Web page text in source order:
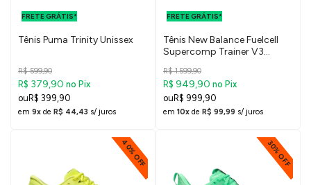
FRETE GRÁTIS*
Tênis Puma Trinity Unissex
R$ 599,90
R$ 379,90 no Pix
R$ 399,90
em 9x de R$ 44,43 s/ juros
FRETE GRÁTIS*
Tênis New Balance Fuelcell
Supercomp Trainer V3
R$ 1.599,90
R$ 949,90 no Pix
R$ 999,90
em 10x de R$ 99,99 s/ juros
40% OFF 30% OFF